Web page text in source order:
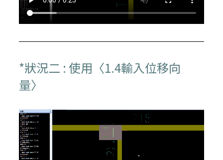
*狀況二 : 使用〈1.4輸入位移向
量〉